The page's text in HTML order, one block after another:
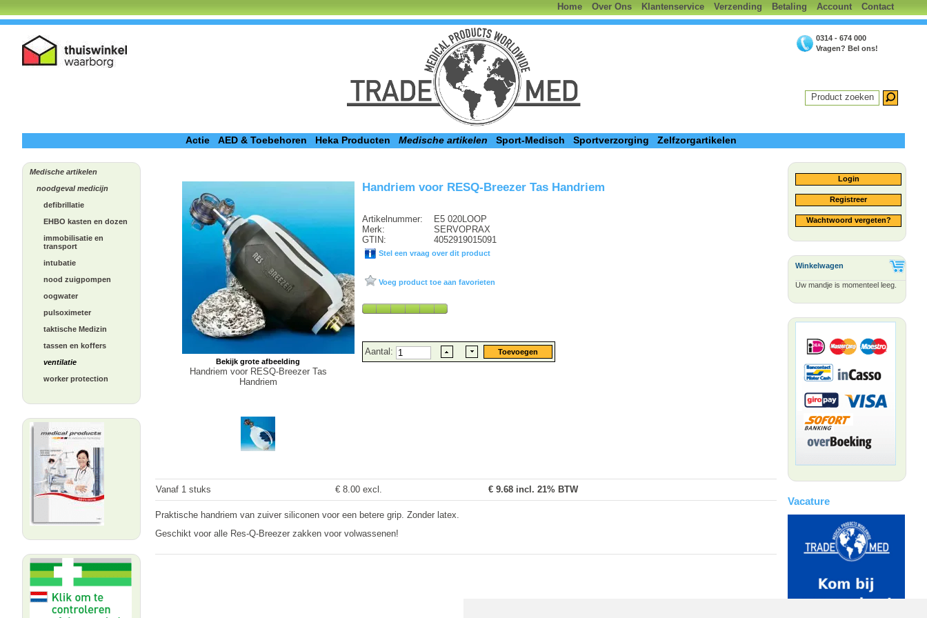
Home Over Ons Klantenservice Verzending Betaling Account Contact
0314 - 674 000
Vragen? Bel ons!
Product zoeken
Actie AED & Toebehoren Heka Producten Medische artikelen Sport-Medisch Sportverzorging Zelfzorgartikelen
Medische artikelen
noodgeval medicijn
defibrillatie
EHBO kasten en dozen
immobilisatie en
transport
intubatie
nood zuigpompen
oogwater
pulsoximeter
taktische Medizin
tassen en koffers
ventilatie
worker protection
Login
Registreer
Wachtwoord vergeten?
Winkelwagen
Uw mandje is momenteel leeg.
Vacature
Bekijk grote afbeelding
Handriem voor RESQ-Breezer Tas
Handriem
Handriem voor RESQ-Breezer Tas Handriem
Artikelnummer:
Merk:
GTIN:
E5 020LOOP
SERVOPRAX
4052919015091
Stel een vraag over dit product
Voeg product toe aan favorieten
Aantal:
Vanaf 1 stuks € 8.00 excl. € 9.68 incl. 21% BTW
Praktische handriem van zuiver siliconen voor een betere grip. Zonder latex.
Geschikt voor alle Res-Q-Breezer zakken voor volwassenen!